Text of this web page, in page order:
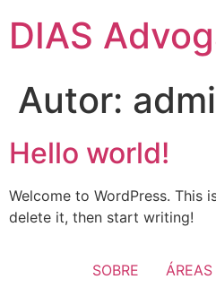
DIAS
Autor:
Hello world!
Welcome to WordPress. This
delete it, then start writing!
SOBRE